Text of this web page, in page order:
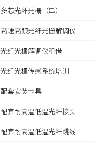
多芯光纤光栅（串）
高速高频光纤光栅解调仪
光纤光栅解调仪租借
光纤光栅传感系统培训
配套安装卡具
配套耐高温低温光纤接头
配套耐高温低温光纤跳线